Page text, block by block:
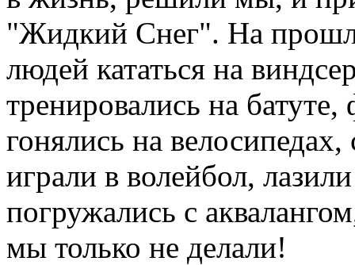
"Жидкий Снег". На
людей кататься на
тренировались на
гонялись на велосипедах,
играли в волейбол,
погружались с
мы только не делали!